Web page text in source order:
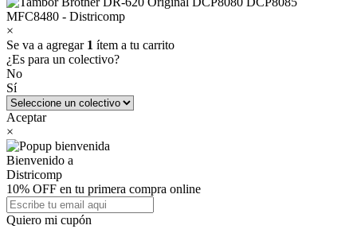
×
Se va a agregar 1 ítem a tu carrito
¿Es para un colectivo?
No
Sí
Aceptar
×
Bienvenido a
Districomp
10% OFF en tu primera compra online
Quiero mi cupón